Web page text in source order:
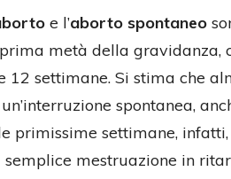
e l’aborto spontaneo
metà della gravidanza,
12 settimane. Si stima che
spontanea,
primissime settimane,
semplice mestruazione in